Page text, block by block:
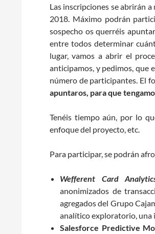
Las inscripciones se abrirán
2018. Máximo podrán
sospecho os querréis
entre todos determinar
lugar, vamos a abrir el
anticipamos, y pedimos, que
número de participantes. El
apuntaros, para que
Tenéis tiempo aún, por lo
enfoque del proyecto, etc.
Para participar, se podrán
Wefferent Card
anonimizados de
agregados del Grupo
analítico exploratorio, una
Salesforce Predictive